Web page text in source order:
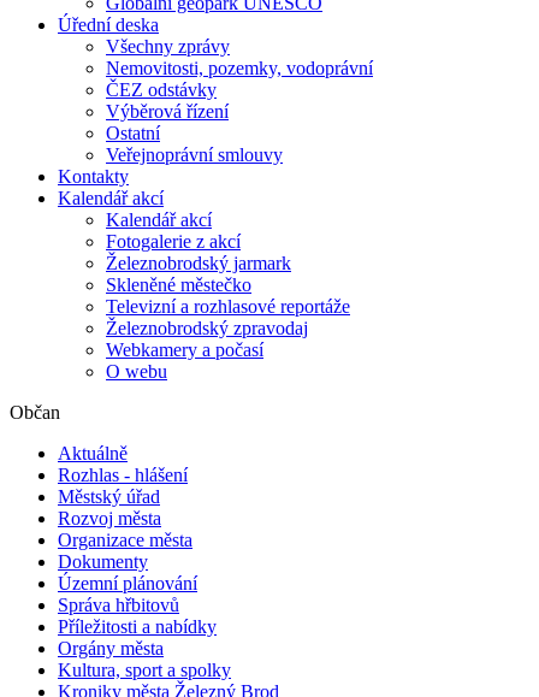
Úřední deska
Všechny zprávy
Nemovitosti, pozemky, vodoprávní
ČEZ odstávky
Výběrová řízení
Ostatní
Veřejnoprávní smlouvy
Kontakty
Kalendář akcí
Kalendář akcí
Fotogalerie z akcí
Železnobrodský jarmark
Skleněné městečko
Televizní a rozhlasové reportáže
Železnobrodský zpravodaj
Webkamery a počasí
O webu
Občan
Aktuálně
Rozhlas - hlášení
Městský úřad
Rozvoj města
Organizace města
Dokumenty
Územní plánování
Správa hřbitovů
Příležitosti a nabídky
Orgány města
Kultura, sport a spolky
Kroniky města Železný Brod